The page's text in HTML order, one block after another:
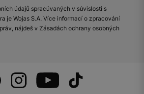
údajů spracúvaných v súvislosti s
je Wojas S.A. Více informací o zpracování
nájdeš v Zásadách ochrany osobných